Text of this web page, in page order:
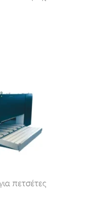
πετσέτες